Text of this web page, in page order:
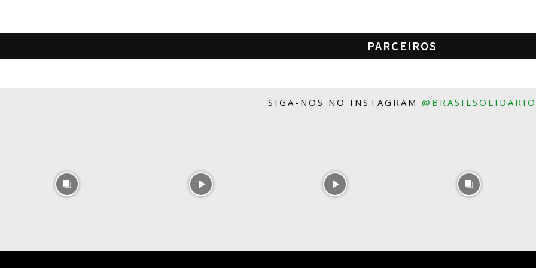
PARCEIROS
SIGA-NOS NO INSTAGRAM @BRASILSOLIDARIO